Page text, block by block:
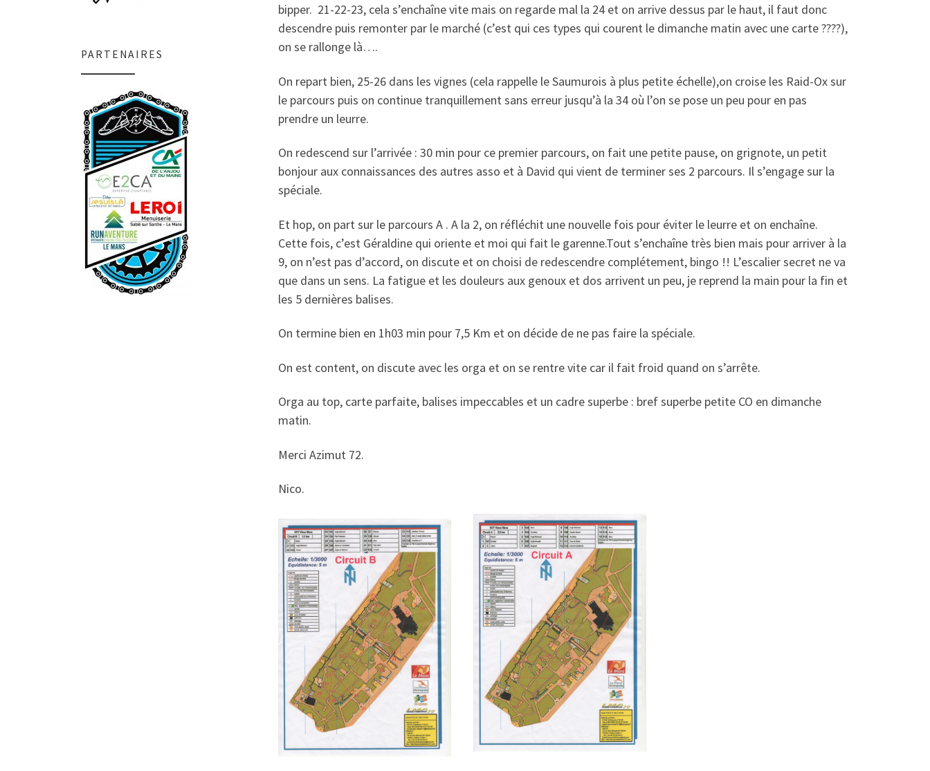
bipper. 21-22-23, cela s’enchaîne vite mais on regarde mal la 24 et on arrive dessus par le haut, il faut donc
descendre puis remonter par le marché (c’est qui ces types qui courent le dimanche matin avec une carte ????),
on se rallonge là….
On repart bien, 25-26 dans les vignes (cela rappelle le Saumurois à plus petite échelle),on croise les Raid-Ox sur
le parcours puis on continue tranquillement sans erreur jusqu’à la 34 où l’on se pose un peu pour en pas
prendre un leurre.
On redescend sur l’arrivée : 30 min pour ce premier parcours, on fait une petite pause, on grignote, un petit
bonjour aux connaissances des autres asso et à David qui vient de terminer ses 2 parcours. Il s’engage sur la
spéciale.
Et hop, on part sur le parcours A . A la 2, on réfléchit une nouvelle fois pour éviter le leurre et on enchaîne.
Cette fois, c’est Géraldine qui oriente et moi qui fait le garenne.Tout s’enchaîne très bien mais pour arriver à la
9, on n’est pas d’accord, on discute et on choisi de redescendre complétement, bingo !! L’escalier secret ne va
que dans un sens. La fatigue et les douleurs aux genoux et dos arrivent un peu, je reprend la main pour la fin et
les 5 dernières balises.
On termine bien en 1h03 min pour 7,5 Km et on décide de ne pas faire la spéciale.
On est content, on discute avec les orga et on se rentre vite car il fait froid quand on s’arrête.
Orga au top, carte parfaite, balises impeccables et un cadre superbe : bref superbe petite CO en dimanche
matin.
Merci Azimut 72.
Nico.
PARTENAIRES